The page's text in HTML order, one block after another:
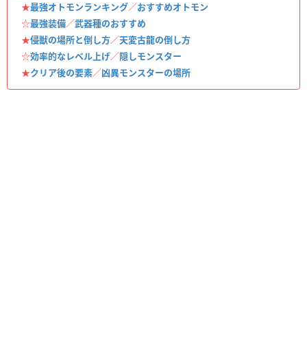
★最強オトモンランキング／おすすめオトモン
☆最強装備／武器種のおすすめ
★侵獣の場所と倒し方／天変古龍の倒し方
☆効率的なレベル上げ／隠しモンスター
★クリア後の要素／凶異モンスターの場所